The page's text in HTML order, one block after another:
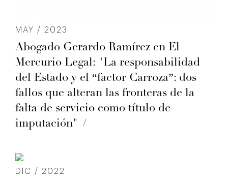
MAY / 2023
Abogado Gerardo Ramírez en El
Mercurio Legal: "La responsabilidad
del Estado y el “factor Carroza”: dos
fallos que alteran las fronteras de la
falta de servicio como título de
imputación"
DIC / 2022